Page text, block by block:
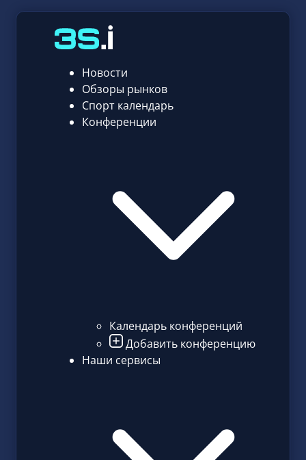
Новости
Обзоры рынков
Спорт календарь
Конференции
Календарь конференций
Добавить конференцию
Наши сервисы